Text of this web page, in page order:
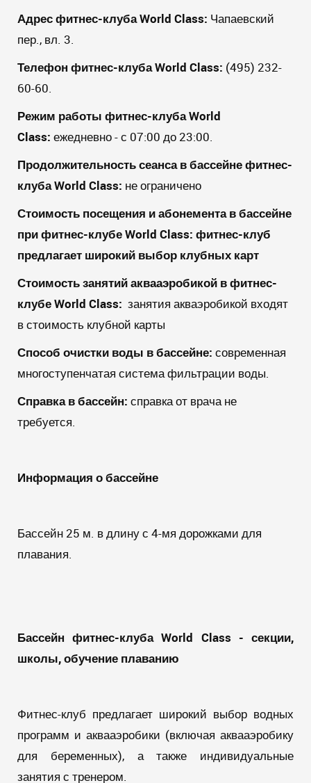
Адрес фитнес-клубаWorld Class: Чапаевский
пер., вл. 3.
Телефон фитнес-клубаWorld Class: (495) 232-
60-60.
Режим работы фитнес-клубаWorld
Class: ежедневно - с 07:00 до 23:00.
Продолжительность сеанса в бассейне фитнес-
клубаWorld Class: не ограничено
Стоимость посещения и абонемента в бассейне
при фитнес-клубеWorld Class: фитнес-клуб
предлагает широкий выбор клубных карт
Стоимость занятий аквааэробикой в фитнес-
клубеWorld Class: занятия акваэробикой входят
в стоимость клубной карты
Способ очистки воды в бассейне: современная
многоступенчатая система фильтрации воды.
Справка в бассейн: справка от врача не
требуется.
Информация о бассейне
Бассейн 25 м. в длину с 4-мя дорожками для
плавания.
Бассейн фитнес-клубаWorld Class - секции,
школы, обучение плаванию
Фитнес-клуб предлагает широкий выбор водных
программ и аквааэробики (включая аквааэробику
для беременных), а также индивидуальные
занятия с тренером.